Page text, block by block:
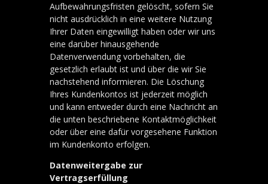
Aufbewahrungsfristen gelöscht, sofern Sie
nicht ausdrücklich in eine weitere Nutzung
Ihrer Daten eingewilligt haben oder wir uns
eine darüber hinausgehende
Datenverwendung vorbehalten, die
gesetzlich erlaubt ist und über die wir Sie
nachstehend informieren. Die Löschung
Ihres Kundenkontos ist jederzeit möglich
und kann entweder durch eine Nachricht an
die unten beschriebene Kontaktmöglichkeit
oder über eine dafür vorgesehene Funktion
im Kundenkonto erfolgen.
Datenweitergabe zur
Vertragserfüllung